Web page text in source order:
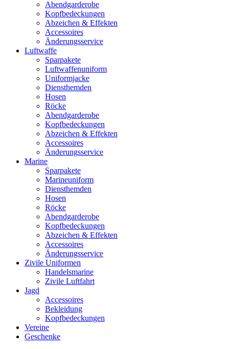
Abendgarderobe
Kopfbedeckungen
Abzeichen & Effekten
Accessoires
Änderungsservice
Luftwaffe
Sparpakete
Luftwaffenuniform
Uniformjacke
Diensthemden
Hosen
Röcke
Abendgarderobe
Kopfbedeckungen
Abzeichen & Effekten
Accessoires
Änderungsservice
Marine
Sparpakete
Marineuniform
Diensthemden
Hosen
Röcke
Abendgarderobe
Kopfbedeckungen
Abzeichen & Effekten
Accessoires
Änderungsservice
Zivile Uniformen
Handelsmarine
Zivile Luftfahrt
Jagd
Accessoires
Bekleidung
Kopfbedeckungen
Vereine
Geschenke